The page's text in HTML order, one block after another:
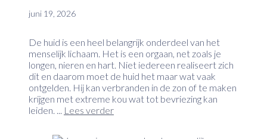
juni 19, 2026
De huid is een heel belangrijk onderdeel van het
menselijk lichaam. Het is een orgaan, net zoals je
longen, nieren en hart. Niet iedereen realiseert zich
dit en daarom moet de huid het maar wat vaak
ontgelden. Hij kan verbranden in de zon of te maken
krijgen met extreme kou wat tot bevriezing kan
leiden. ... Lees verder